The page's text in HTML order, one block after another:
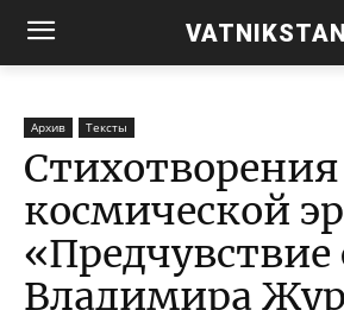
VATNIKSTAN
Архив Тексты
Стихотворения
космической
«Предчувствие
Владимира